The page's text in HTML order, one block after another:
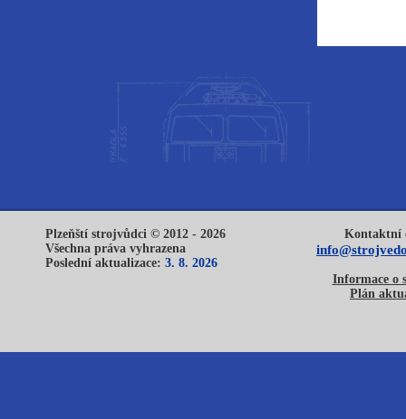
Plzeňští strojvůdci © 2012 - 2026
Všechna práva vyhrazena
Poslední aktualizace: 3. 8. 2026
Kontaktní
Informace o
Plán